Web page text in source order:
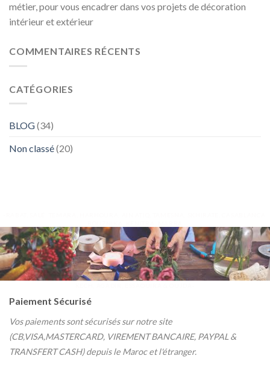
métier, pour vous encadrer dans vos projets de décoration
intérieur et extérieur
COMMENTAIRES RÉCENTS
CATÉGORIES
BLOG(34)
Non classé(20)
Paiement Sécurisé
Vos paiements sont sécurisés sur notre site
(CB,VISA,MASTERCARD, VIREMENT BANCAIRE, PAYPAL &
TRANSFERT CASH) depuis le Maroc et l'étranger.